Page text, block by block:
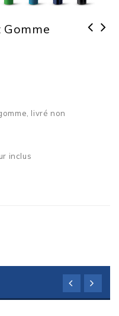
Gomme
livré non
inclus